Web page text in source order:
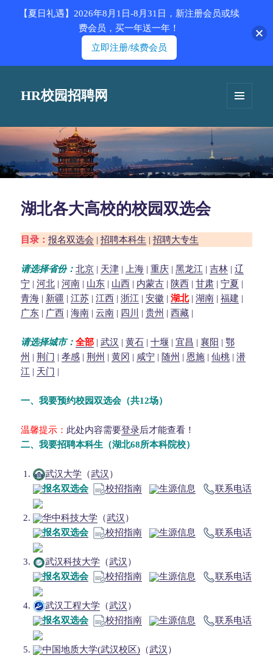
HR校园招聘网
湖北各大高校的校园双选会
目录：报名双选会 |招聘本科生 |招聘大专生
请选择省份：北京 | 天津 | 上海 |重庆 |黑龙江 |吉林 |辽
宁 |河北 |河南 | 山东 | 山西 | 内蒙古 | 陕西 |甘肃 |宁夏 |
青海 | 新疆 |江苏 |江西 |浙江 |安徽 |湖北|湖南 |福建 |
广东 | 广西 |海南 |云南 | 四川 |贵州 |西藏 |
请选择城市：全部 |武汉 |黄石 |十堰 |宜昌 | 襄阳 |鄂
州 |荆门 |孝感 |荆州 |黄冈 | 咸宁 | 随州 | 恩施 |仙桃 |潜
江 | 天门 |
一、我要预约校园双选会（共12场）
温馨提示： 此处内容需要登录后才能查看！
二、我要招聘本科生（湖北68所本科院校）
武汉大学 （武汉 ）
报名双选会
校招指南 生源信息 联系电话
华中科技大学 （武汉 ）
报名双选会
校招指南 生源信息 联系电话
武汉科技大学 （武汉 ）
报名双选会
校招指南 生源信息 联系电话
武汉工程大学 （武汉 ）
报名双选会
校招指南 生源信息 联系电话
中国地质大学(武汉校区) （武汉 ）
【夏日礼遇】2026年8月1日-8月31日，新注册会员或续
费会员，买一年送一年！
立即注册/续费会员